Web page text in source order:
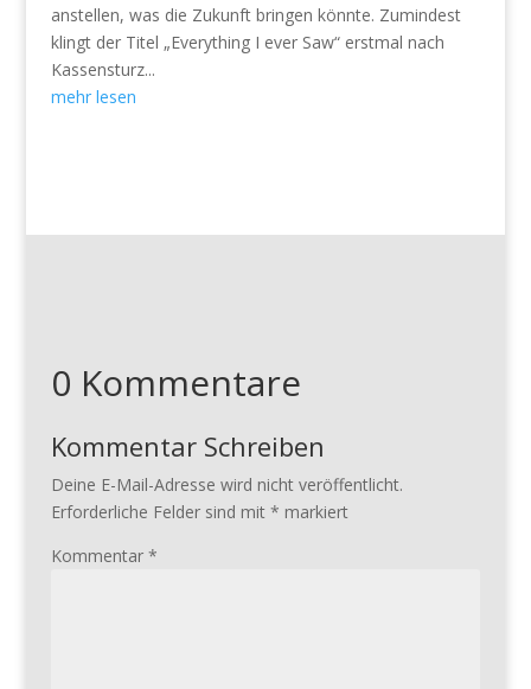
anstellen, was die Zukunft bringen könnte. Zumindest
klingt der Titel „Everything I ever Saw“ erstmal nach
Kassensturz...
mehr lesen
0 Kommentare
Kommentar Schreiben
Deine E-Mail-Adresse wird nicht veröffentlicht.
Erforderliche Felder sind mit * markiert
Kommentar *